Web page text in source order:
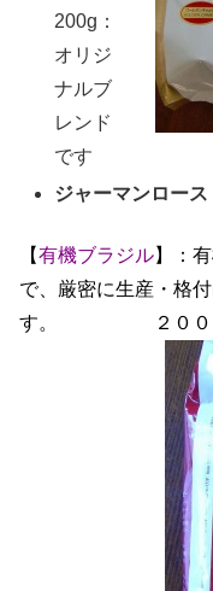
200g：
オリジ
ナルブ
レンド
です
ジャーマンロース
【有機ブラジル】：
で、厳密に生産・格
す。 ２００ｇ１